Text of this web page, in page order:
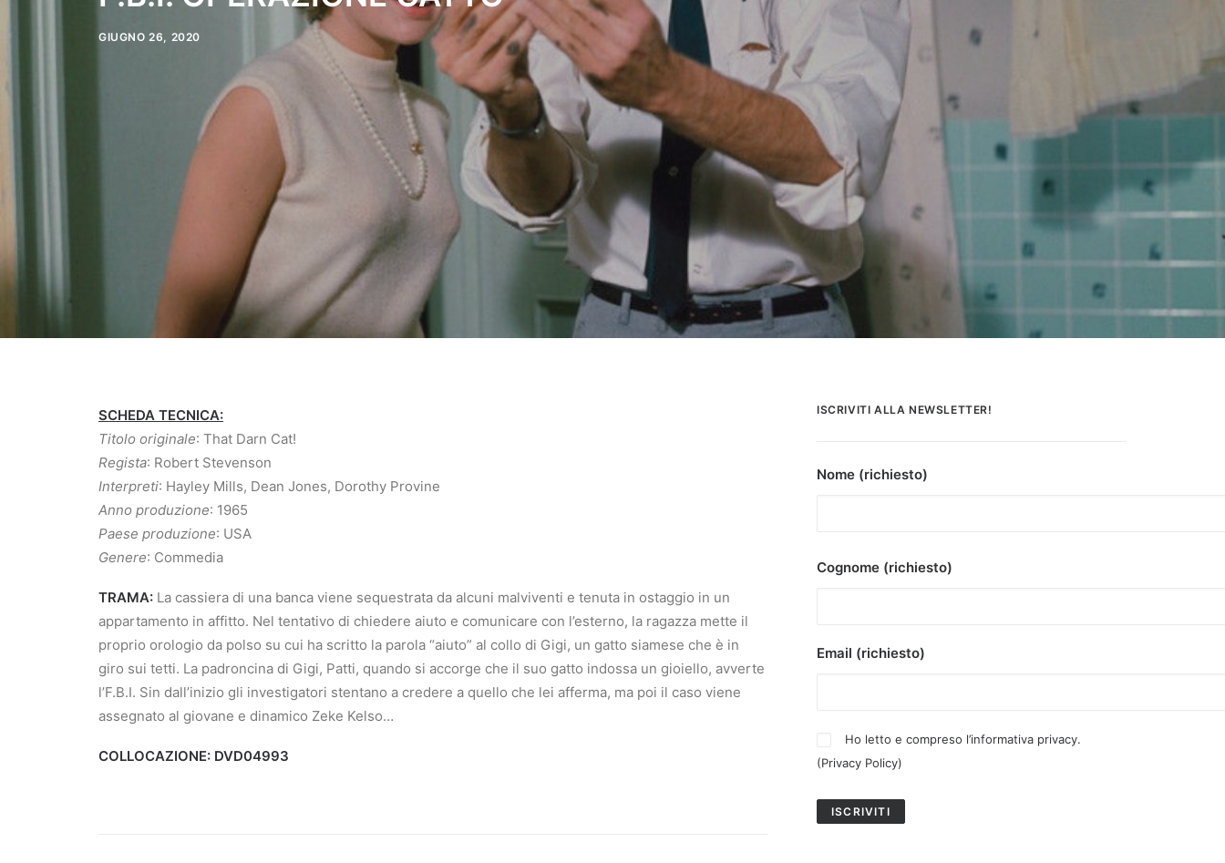
GIUGNO 26, 2020
SCHEDA TECNICA:
Titolo originale: That Darn Cat!
Regista: Robert Stevenson
Interpreti: Hayley Mills, Dean Jones, Dorothy Provine
Anno produzione: 1965
Paese produzione: USA
Genere: Commedia
TRAMA: La cassiera di una banca viene sequestrata da alcuni malviventi e tenuta in ostaggio in un
appartamento in affitto. Nel tentativo di chiedere aiuto e comunicare con l’esterno, la ragazza mette il
proprio orologio da polso su cui ha scritto la parola “aiuto” al collo di Gigi, un gatto siamese che è in
giro sui tetti. La padroncina di Gigi, Patti, quando si accorge che il suo gatto indossa un gioiello, avverte
l’F.B.I. Sin dall’inizio gli investigatori stentano a credere a quello che lei afferma, ma poi il caso viene
assegnato al giovane e dinamico Zeke Kelso…
COLLOCAZIONE: DVD04993
ISCRIVITI ALLA NEWSLETTER!
Nome (richiesto)
Cognome (richiesto)
Email (richiesto)
Ho letto e compreso l’informativa privacy.
(Privacy Policy)